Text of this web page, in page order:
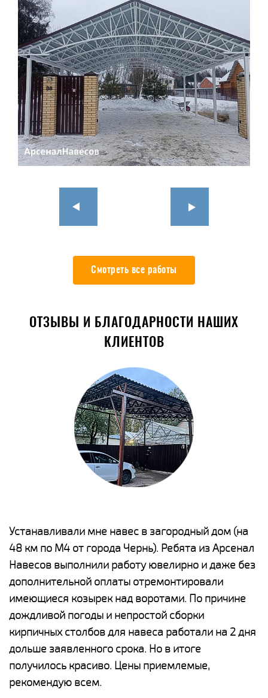
Смотреть все работы
ОТЗЫВЫ И БЛАГОДАРНОСТИ НАШИХ
КЛИЕНТОВ
Устанавливали мне навес в загородный дом (на
48 км по М4 от города Чернь). Ребята из Арсенал
Навесов выполнили работу ювелирно и даже без
дополнительной оплаты отремонтировали
имеющиеся козырек над воротами. По причине
дождливой погоды и непростой сборки
кирпичных столбов для навеса работали на 2 дня
дольше заявленного срока. Но в итоге
получилось красиво. Цены приемлемые,
рекомендую всем.